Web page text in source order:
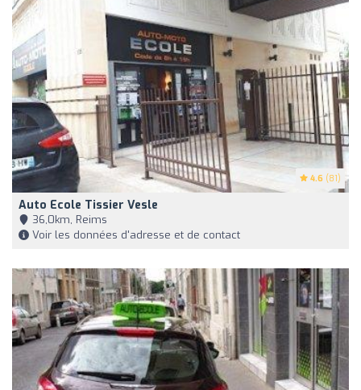
4.6 (81)
Auto Ecole Tissier Vesle
36,0km, Reims
Voir les données d'adresse et de contact